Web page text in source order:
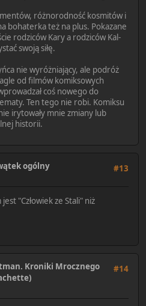
różnorodność kosmitów i
bohaterka też na plus. Pokazane
rodziców Kary a rodziców Kal-
swoją siłę.
nie wyróżniający, ale podróż
od filmów komiksowych
coś nowego do
Ten tego nie robi. Komiksu
irytowały mnie zmiany lub
historii.
#13
ogólny
"Człowiek ze Stali" niż
#14
Kroniki Mrocznego